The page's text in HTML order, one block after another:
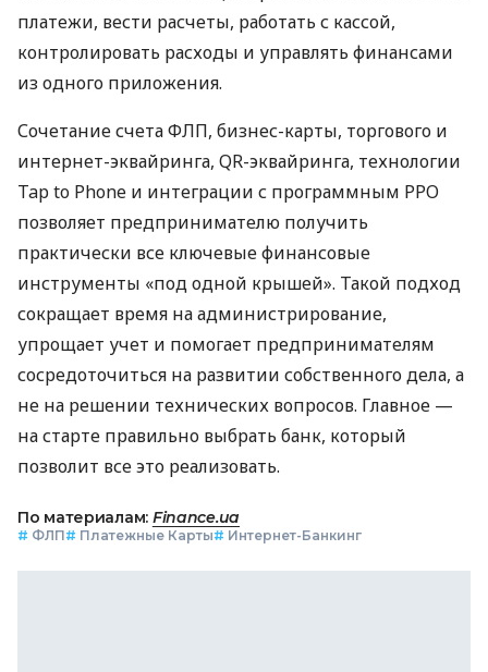
платежи, вести расчеты, работать с кассой,
контролировать расходы и управлять финансами
из одного приложения.
Сочетание счета ФЛП, бизнес-карты, торгового и
интернет-эквайринга, QR-эквайринга, технологии
Tap to Phone и интеграции с программным РРО
позволяет предпринимателю получить
практически все ключевые финансовые
инструменты «под одной крышей». Такой подход
сокращает время на администрирование,
упрощает учет и помогает предпринимателям
сосредоточиться на развитии собственного дела, а
не на решении технических вопросов. Главное —
на старте правильно выбрать банк, который
позволит все это реализовать.
По материалам: Finance.ua
# ФЛП# Платежные Карты# Интернет-Банкинг